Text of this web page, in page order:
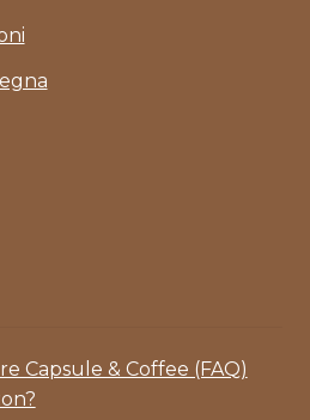
Capsule & Coffee (FAQ)